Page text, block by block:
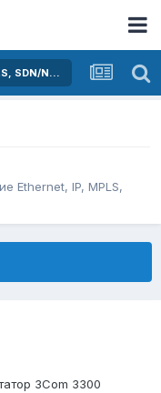
Активное оборудование Ethernet, IP, MPLS, SDN/NFV...
Ethernet, IP, MPLS,
3Com 3300